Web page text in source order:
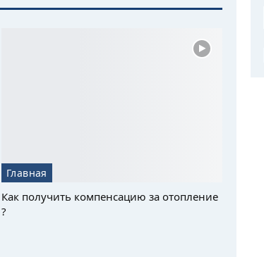
Главная
Как получить компенсацию за отопление
?